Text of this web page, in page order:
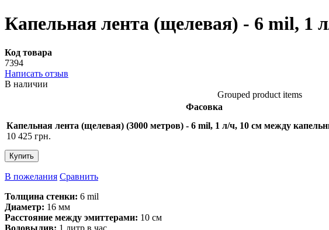
Капельная лента (щелевая) - 6 mil, 1
Код товара
7394
Написать отзыв
В наличии
Grouped product items
Фасовка
Капельная лента (щелевая) (3000 метров) - 6 mil, 1 л/ч, 10 см между
10 425 грн.
Купить
В пожелания Сравнить
Толщина стенки: 6 mil
Диаметр: 16 мм
Расстояние между эмиттерами: 10 см
Водовылив: 1 литр в час